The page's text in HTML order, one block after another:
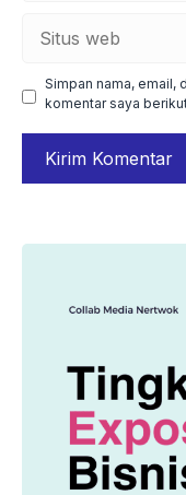
web
Simpan nama, email,
komentar saya